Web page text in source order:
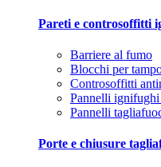
Pareti e controsoffitti
Barriere al fumo
Blocchi per
Controsoffitti
Pannelli
Pannelli
Porte e chiusure